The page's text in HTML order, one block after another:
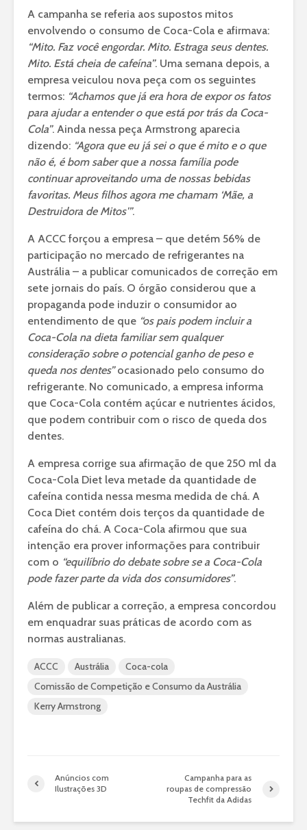
A campanha se referia aos supostos mitos
envolvendo o consumo de Coca-Cola e afirmava:
“Mito. Faz você engordar. Mito. Estraga seus dentes.
Mito. Está cheia de cafeína”. Uma semana depois, a
empresa veiculou nova peça com os seguintes
termos: “Achamos que já era hora de expor os fatos
para ajudar a entender o que está por trás da Coca-
Cola”. Ainda nessa peça Armstrong aparecia
dizendo: “Agora que eu já sei o que é mito e o que
não é, é bom saber que a nossa família pode
continuar aproveitando uma de nossas bebidas
favoritas. Meus filhos agora me chamam ‘Mãe, a
Destruidora de Mitos'”.
A ACCC forçou a empresa – que detém 56% de
participação no mercado de refrigerantes na
Austrália – a publicar comunicados de correção em
sete jornais do país. O órgão considerou que a
propaganda pode induzir o consumidor ao
entendimento de que “os pais podem incluir a
Coca-Cola na dieta familiar sem qualquer
consideração sobre o potencial ganho de peso e
queda nos dentes”ocasionado pelo consumo do
refrigerante. No comunicado, a empresa informa
que Coca-Cola contém açúcar e nutrientes ácidos,
que podem contribuir com o risco de queda dos
dentes.
A empresa corrige sua afirmação de que 250 ml da
Coca-Cola Diet leva metade da quantidade de
cafeína contida nessa mesma medida de chá. A
Coca Diet contém dois terços da quantidade de
cafeína do chá. A Coca-Cola afirmou que sua
intenção era prover informações para contribuir
com o “equilíbrio do debate sobre se a Coca-Cola
pode fazer parte da vida dos consumidores”.
Além de publicar a correção, a empresa concordou
em enquadrar suas práticas de acordo com as
normas australianas.
ACCC Austrália
Coca-cola
Comissão de Competição e Consumo da Austrália
Kerry Armstrong
Anúncios com
Ilustrações 3D
Campanha para as
roupas de compressão
Techfit da Adidas